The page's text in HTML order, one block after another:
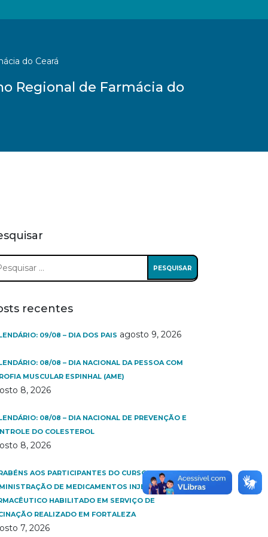
do Ceará
Regional de Farmácia do
recentes
09/08 – DIA DOS PAIS agosto 9, 2026
08/08 – DIA NACIONAL DA PESSOA COM
MUSCULAR ESPINHAL (AME)
8, 2026
08/08 – DIA NACIONAL DE PREVENÇÃO E
DO COLESTEROL
8, 2026
AOS PARTICIPANTES DO CURSO
DE MEDICAMENTOS INJETÁVEIS E
HABILITADO EM SERVIÇO DE
REALIZADO EM FORTALEZA
7, 2026